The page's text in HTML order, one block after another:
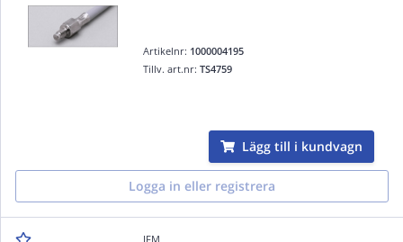
Artikelnr: 1000004195
Tillv. art.nr:TS4759
Lägg till i kundvagn
Logga in eller registrera
IFM